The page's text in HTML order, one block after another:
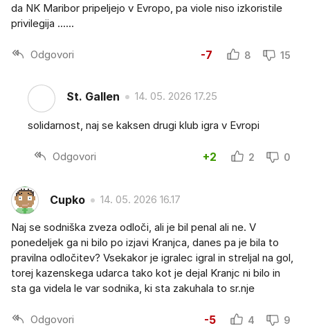
da NK Maribor pripeljejo v Evropo, pa viole niso izkoristile
privilegija ......
Odgovori -7 8 15
St. Gallen 14. 05. 2026 17.25
solidarnost, naj se kaksen drugi klub igra v Evropi
Odgovori +2 2 0
Cupko 14. 05. 2026 16.17
Naj se sodniška zveza odloči, ali je bil penal ali ne. V
ponedeljek ga ni bilo po izjavi Kranjca, danes pa je bila to
pravilna odločitev? Vsekakor je igralec igral in streljal na gol,
torej kazenskega udarca tako kot je dejal Kranjc ni bilo in
sta ga videla le var sodnika, ki sta zakuhala to sr.nje
Odgovori -5 4 9